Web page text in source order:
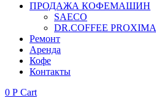
ПРОДАЖА КОФЕМАШИН
SAECO
DR.COFFEE PROXIMA
Ремонт
Аренда
Кофе
Контакты
0 Р Cart